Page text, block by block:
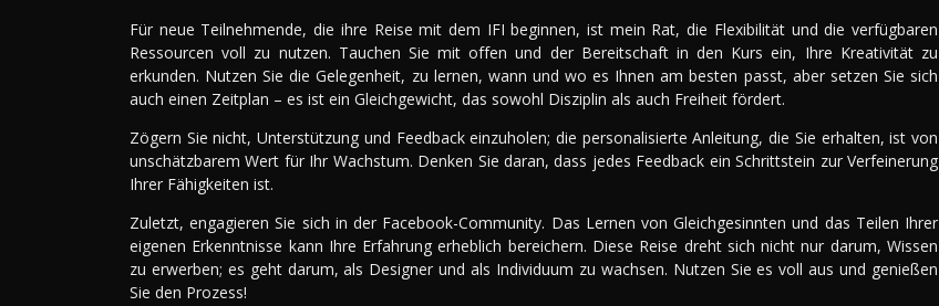
Für neue Teilnehmende, die ihre Reise mit dem IFI beginnen, ist mein Rat, die Flexibilität und die verfügbaren
Ressourcen voll zu nutzen. Tauchen Sie mit offen und der Bereitschaft in den Kurs ein, Ihre Kreativität zu
erkunden. Nutzen Sie die Gelegenheit, zu lernen, wann und wo es Ihnen am besten passt, aber setzen Sie sich
auch einen Zeitplan – es ist ein Gleichgewicht, das sowohl Disziplin als auch Freiheit fördert.
Zögern Sie nicht, Unterstützung und Feedback einzuholen; die personalisierte Anleitung, die Sie erhalten, ist von
unschätzbarem Wert für Ihr Wachstum. Denken Sie daran, dass jedes Feedback ein Schrittstein zur Verfeinerung
Ihrer Fähigkeiten ist.
Zuletzt, engagieren Sie sich in der Facebook-Community. Das Lernen von Gleichgesinnten und das Teilen Ihrer
eigenen Erkenntnisse kann Ihre Erfahrung erheblich bereichern. Diese Reise dreht sich nicht nur darum, Wissen
zu erwerben; es geht darum, als Designer und als Individuum zu wachsen. Nutzen Sie es voll aus und genießen
Sie den Prozess!